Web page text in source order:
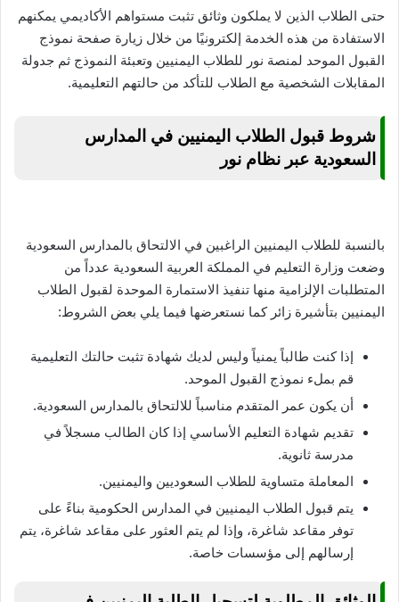
حتى الطلاب الذين لا يملكون وثائق تثبت مستواهم الأكاديمي يمكنهم
الاستفادة من هذه الخدمة إلكترونيًا من خلال زيارة صفحة نموذج
القبول الموحد لمنصة نور للطلاب اليمنيين وتعبئة النموذج ثم جدولة
المقابلات الشخصية مع الطلاب للتأكد من حالتهم التعليمية.
شروط قبول الطلاب اليمنيين في المدارس
السعودية عبر نظام نور
بالنسبة للطلاب اليمنيين الراغبين في الالتحاق بالمدارس السعودية
وضعت وزارة التعليم في المملكة العربية السعودية عدداً من
المتطلبات الإلزامية منها تنفيذ الاستمارة الموحدة لقبول الطلاب
اليمنيين بتأشيرة زائر كما نستعرضها فيما يلي بعض الشروط:
إذا كنت طالباً يمنياً وليس لديك شهادة تثبت حالتك التعليمية
قم بملء نموذج القبول الموحد.
أن يكون عمر المتقدم مناسباً للالتحاق بالمدارس السعودية.
تقديم شهادة التعليم الأساسي إذا كان الطالب مسجلاً في
مدرسة ثانوية.
المعاملة متساوية للطلاب السعوديين واليمنيين.
يتم قبول الطلاب اليمنيين في المدارس الحكومية بناءً على
توفر مقاعد شاغرة، وإذا لم يتم العثور على مقاعد شاغرة، يتم
إرسالهم إلى مؤسسات خاصة.